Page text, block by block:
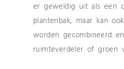
er geweldig uit als een
plantenbak, maar kan
worden gecombineerd
ruimteverdeler of groen